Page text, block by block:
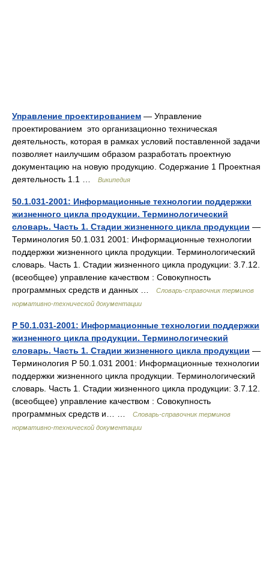
Управление проектированием — Управление
проектированием это организационно техническая
деятельность, которая в рамках условий поставленной задачи
позволяет наилучшим образом разработать проектную
документацию на новую продукцию. Содержание 1 Проектная
деятельность 1.1 …
Википедия
50.1.031-2001: Информационные технологии поддержки
жизненного цикла продукции. Терминологический
словарь. Часть 1. Стадии жизненного цикла продукции —
Терминология 50.1.031 2001: Информационные технологии
поддержки жизненного цикла продукции. Терминологический
словарь. Часть 1. Стадии жизненного цикла продукции: 3.7.12.
(всеобщее) управление качеством : Совокупность
программных средств и данных …
Словарь-справочник терминов
нормативно-технической документации
Р 50.1.031-2001: Информационные технологии поддержки
жизненного цикла продукции. Терминологический
словарь. Часть 1. Стадии жизненного цикла продукции —
Терминология Р 50.1.031 2001: Информационные технологии
поддержки жизненного цикла продукции. Терминологический
словарь. Часть 1. Стадии жизненного цикла продукции: 3.7.12.
(всеобщее) управление качеством : Совокупность
программных средств и… …
Словарь-справочник терминов
нормативно-технической документации